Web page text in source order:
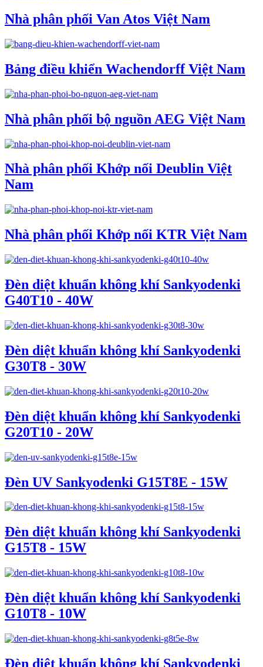
Nhà phân phối Van Atos Việt Nam
Bảng điều khiển Wachendorff Việt Nam
Nhà phân phối bộ nguồn AEG Việt Nam
Nhà phân phối Khớp nối Deublin Việt
Nam
Nhà phân phối Khớp nối KTR Việt Nam
Đèn diệt khuẩn không khí Sankyodenki
G40T10 - 40W
Đèn diệt khuẩn không khí Sankyodenki
G30T8 - 30W
Đèn diệt khuẩn không khí Sankyodenki
G20T10 - 20W
Đèn UV Sankyodenki G15T8E - 15W
Đèn diệt khuẩn không khí Sankyodenki
G15T8 - 15W
Đèn diệt khuẩn không khí Sankyodenki
G10T8 - 10W
Đèn diệt khuẩn không khí Sankyodenki